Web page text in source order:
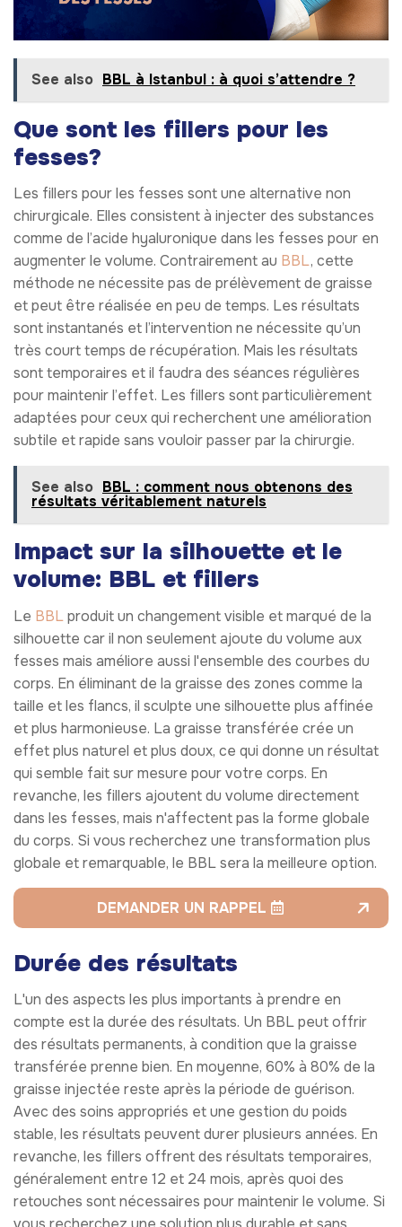
See also BBL à Istanbul : à quoi s’attendre ?
Que sont les fillers pour les
fesses?
Les fillers pour les fesses sont une alternative non
chirurgicale. Elles consistent à injecter des substances
comme de l’acide hyaluronique dans les fesses pour en
augmenter le volume. Contrairement au BBL, cette
méthode ne nécessite pas de prélèvement de graisse
et peut être réalisée en peu de temps. Les résultats
sont instantanés et l’intervention ne nécessite qu’un
très court temps de récupération. Mais les résultats
sont temporaires et il faudra des séances régulières
pour maintenir l’effet. Les fillers sont particulièrement
adaptées pour ceux qui recherchent une amélioration
subtile et rapide sans vouloir passer par la chirurgie.
See also BBL : comment nous obtenons des
résultats véritablement naturels
Impact sur la silhouette et le
volume: BBL et fillers
Le BBLproduit un changement visible et marqué de la
silhouette car il non seulement ajoute du volume aux
fesses mais améliore aussi l'ensemble des courbes du
corps. En éliminant de la graisse des zones comme la
taille et les flancs, il sculpte une silhouette plus affinée
et plus harmonieuse. La graisse transférée crée un
effet plus naturel et plus doux, ce qui donne un résultat
qui semble fait sur mesure pour votre corps. En
revanche, les fillers ajoutent du volume directement
dans les fesses, mais n'affectent pas la forme globale
du corps. Si vous recherchez une transformation plus
globale et remarquable, le BBL sera la meilleure option.
DEMANDER UN RAPPEL
Durée des résultats
L'un des aspects les plus importants à prendre en
compte est la durée des résultats. Un BBL peut offrir
des résultats permanents, à condition que la graisse
transférée prenne bien. En moyenne, 60% à 80% de la
graisse injectée reste après la période de guérison.
Avec des soins appropriés et une gestion du poids
stable, les résultats peuvent durer plusieurs années. En
revanche, les fillers offrent des résultats temporaires,
généralement entre 12 et 24 mois, après quoi des
retouches sont nécessaires pour maintenir le volume. Si